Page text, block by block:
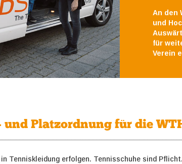
An den
und
für
Verein
Platzordnung für die
Tenniskleidung erfolgen. Tennisschuhe sind